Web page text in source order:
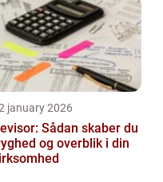
january 2026
Sådan skaber du
og overblik i din